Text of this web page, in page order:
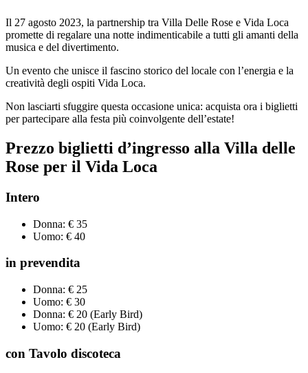
Il 27 agosto 2023, la partnership tra Villa Delle Rose e Vida Loca
promette di regalare una notte indimenticabile a tutti gli amanti della
musica e del divertimento.
Un evento che unisce il fascino storico del locale con l’energia e la
creatività degli ospiti Vida Loca.
Non lasciarti sfuggire questa occasione unica: acquista ora i biglietti
per partecipare alla festa più coinvolgente dell’estate!
Prezzo biglietti d’ingresso alla Villa delle
Rose per il Vida Loca
Intero
Donna: € 35
Uomo: € 40
in prevendita
Donna: € 25
Uomo: € 30
Donna: € 20 (Early Bird)
Uomo: € 20 (Early Bird)
con Tavolo discoteca